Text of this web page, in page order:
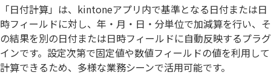
「日付計算」は、kintoneアプリ内で基準となる日付または日
時フィールドに対し、年・月・日・分単位で加減算を行い、そ
の結果を別の日付または日時フィールドに自動反映するプラグ
インです。設定次第で固定値や数値フィールドの値を利用して
計算できるため、多様な業務シーンで活用可能です。